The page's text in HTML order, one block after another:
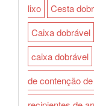
lixo
Cesta
Caixa dobrável
caixa dobrável
de contenção